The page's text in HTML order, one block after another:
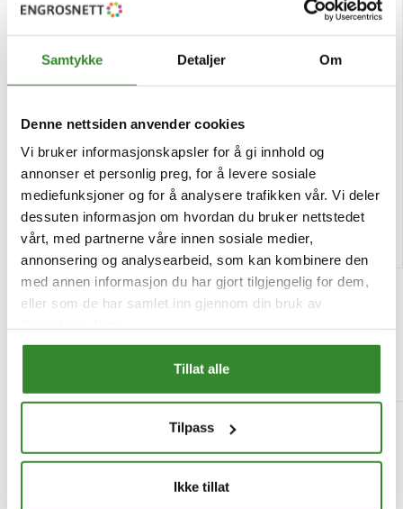
Samtykke Detaljer Om
Denne nettsiden anvender cookies
Vi bruker informasjonskapsler for å gi innhold og
annonser et personlig preg, for å levere sosiale
mediefunksjoner og for å analysere trafikken vår. Vi deler
dessuten informasjon om hvordan du bruker nettstedet
vårt, med partnerne våre innen sosiale medier,
annonsering og analysearbeid, som kan kombinere den
med annen informasjon du har gjort tilgjengelig for dem,
eller som de har samlet inn gjennom din bruk av
Tillat alle
Tilpass
Ikke tillat
Pris
kr 662,75 /stk
Tilgjengelig
Kjøp
fettoppløselig 20g
Pris
kr 198,79 /stk
Tilgjengelig
Kjøp